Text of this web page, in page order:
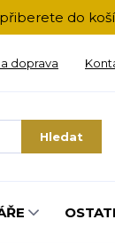
do
doprava
Hledat